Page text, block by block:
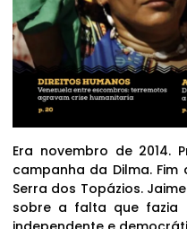
Era novembro de 2014.
campanha da Dilma. Fim
Serra dos Topázios.
sobre a falta que fazia